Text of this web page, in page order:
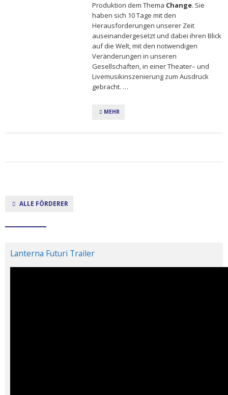
Produktion dem Thema Change. Sie
haben sich 10 Tage mit den
Herausforderungen unserer Zeit
auseinandergesetzt und dabei ihren Blick
auf die Welt, mit den notwendigen
Veränderungen in unseren
Gesellschaften, in einer Theater– und
Livemusikinszenierung zum Ausdruck
gebracht. …
MEHR
ALLE FÖRDERER
Lanterna Futuri Trailer